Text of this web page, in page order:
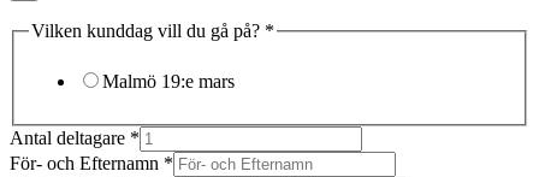
Vilken kunddag vill du gå på? *
Malmö 19:e mars
Antal deltagare *
För- och Efternamn *